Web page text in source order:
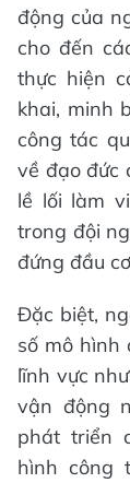
động của
cho đến
thực hiện
khai, minh
công tác
về đạo đức
lề lối làm
trong đội
đứng đầu
Đặc biệt,
số mô hình
lĩnh vực
vận động
phát triển
hình công